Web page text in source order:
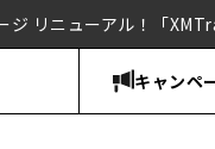
ジ リニューアル！「
キャンペ